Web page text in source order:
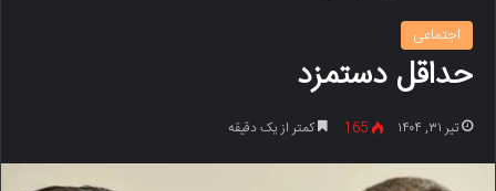
اجتماعی
حداقل دستمزد
تیر ۳۱, ۱۴۰۴ 165 کمتر از یک دقیقه